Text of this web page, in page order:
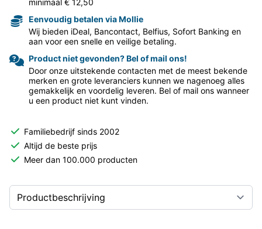
minimaal € 12,50
Eenvoudig betalen via Mollie
Wij bieden iDeal, Bancontact, Belfius, Sofort Banking en
aan voor een snelle en veilige betaling.
Product niet gevonden? Bel of mail ons!
Door onze uitstekende contacten met de meest bekende
merken en grote leveranciers kunnen we nagenoeg alles
gemakkelijk en voordelig leveren. Bel of mail ons wanneer
u een product niet kunt vinden.
Familiebedrijf sinds 2002
Altijd de beste prijs
Meer dan 100.000 producten